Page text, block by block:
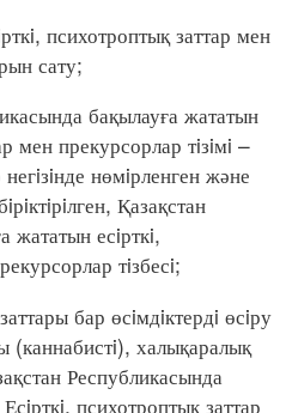
психотроптық заттар мен
сату;
бақылауға жататын
мен прекурсорлар тiзiмi –
нөмiрленген және
Қазақстан
жататын есiрткi,
тiзбесi;
бар өсiмдiктердi өсiру
халықаралық
Республикасында
психотроптық заттар